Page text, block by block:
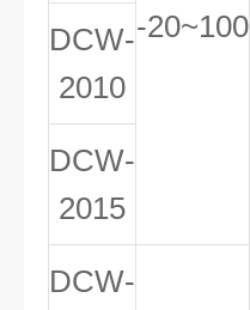
-20~100
DCW-
2010
DCW-
2015
DCW-